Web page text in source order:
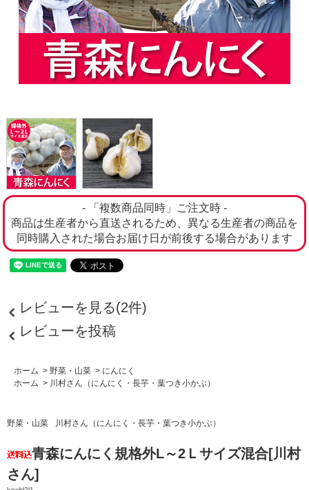
- 「複数商品同時」ご注文時 -
商品は生産者から直送されるため、異なる生産者の商品を
同時購入された場合お届け日が前後する場合があります
レビューを見る(2件)
レビューを投稿
ホーム > 野菜・山菜 > にんにく
ホーム > 川村さん（にんにく・長芋・葉つき小かぶ）
野菜・山菜 川村さん（にんにく・長芋・葉つき小かぶ）
青森にんにく規格外L～2Ｌサイズ混合[川村
さん]